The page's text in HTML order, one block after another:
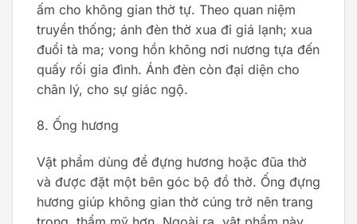
ấm cho không gian thờ tự. Theo quan niệm
truyền thống; ánh đèn thờ xua đi giá lạnh; xua
đuổi tà ma; vong hồn không nơi nương tựa đến
quấy rối gia đình. Ánh đèn còn đại diện cho
chân lý, cho sự giác ngộ.
8. Ống hương
Vật phẩm dùng để đựng hương hoặc đũa thờ
và được đặt một bên góc bộ đồ thờ. Ống đựng
hương giúp không gian thờ cúng trở nên trang